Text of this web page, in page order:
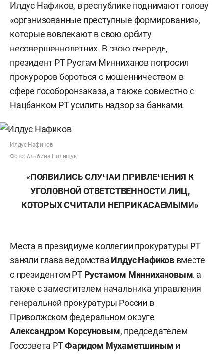
Илдус Нафиков, в республике поднимают голову
«организованные преступные формирования»,
которые вовлекают в свою орбиту
несовершеннолетних. В свою очередь,
президент РТ Рустам Минниханов попросил
прокуроров бороться с мошенничеством в
сфере гособоронзаказа, а также совместно с
Нацбанком РТ усилить надзор за банками.
Илдус Нафиков
Фото: Альбина Полищук
«ПОЯВИЛИСЬ СЛУЧАИ ПРИВЛЕЧЕНИЯ К
УГОЛОВНОЙ ОТВЕТСТВЕННОСТИ ЛИЦ,
КОТОРЫХ СЧИТАЛИ НЕПРИКАСАЕМЫМИ»
Места в президиуме коллегии прокуратуры РТ
заняли глава ведомства Илдус Нафиковвместе
с президентом РТ Рустамом Миннихановым, а
также с заместителем начальника управления
генеральной прокуратуры России в
Приволжском федеральном округе
Александром Корсуновым, председателем
Госсовета РТФаридом Мухаметшиным и